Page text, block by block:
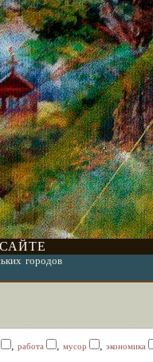
городов
, работа , мусор , экономика